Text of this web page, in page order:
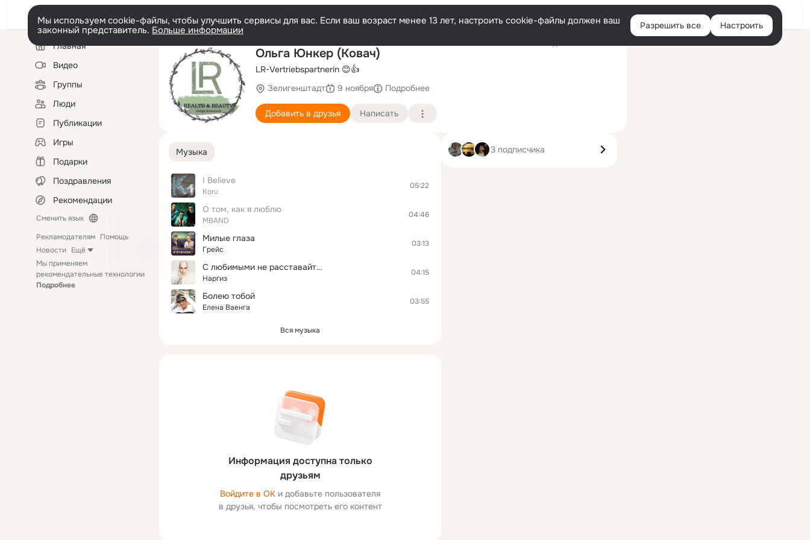
Войти
Мы используем cookie-файлы, чтобы улучшить сервисы для вас. Если ваш возраст менее 13 лет, настроить cookie-файлы должен ваш
законный представитель. Больше информации Разрешить все Настроить
Левая
колонкаГлавная
Видео
Группы
Люди
Публикации
Игры
Подарки
Поздравления
Рекомендации
Сменить язык
Рекламодателям Помощь
Новости Ещё
Мы применяем
рекомендательные технологии
Подробнее
Ольга Юнкер (Ковач)
LR-Vertriebspartnerin 😊👍
Зелигенштадт
9 ноября Подробнее
Добавить в друзья Написать
Музыка
I Believe
Koru
05:22
О том, как я люблю
MBAND
04:46
Милые глаза
Грейс
03:13
С любимыми не расставайтесь
Наргиз
04:15
Болею тобой
Елена Ваенга
03:55
Вся музыка
Информация доступна только
друзьям
Войдите в ОК и добавьте пользователя
в друзья, чтобы посмотреть его контент
3 подписчика